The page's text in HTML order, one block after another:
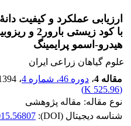
ارزیابی عملکرد و کیفیت
با کود
هیدرو-اسمو پرایمینگ
علوم گیاهان زراعی ایران
مقاله 4
، دوره 46، شماره 4 ، 1394
(
525.96 K
)
نوع مقاله: مقاله پژوهشی
شناسه دیجیتال (DOI):